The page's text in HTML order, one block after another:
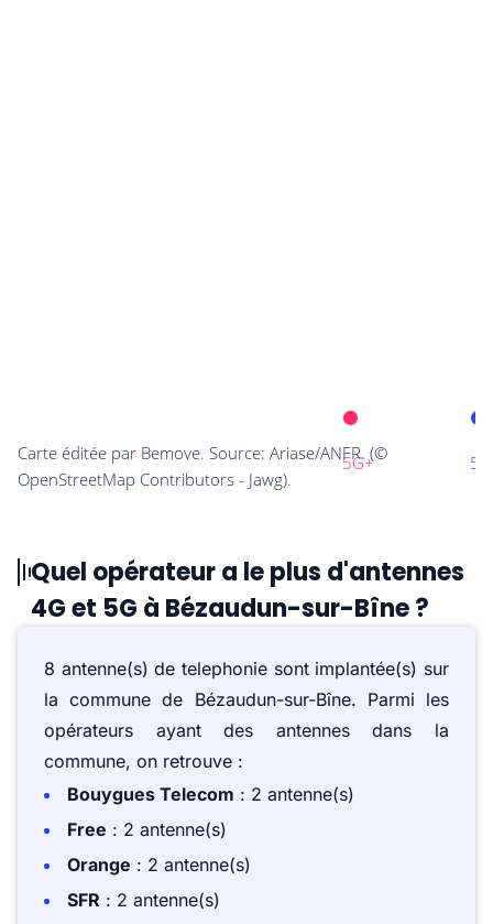
Quel opérateur a le plus d'antennes
4G et 5G à Bézaudun-sur-Bîne ?
8 antenne(s) de telephonie sont implantée(s) sur
la commune de Bézaudun-sur-Bîne. Parmi les
opérateurs ayant des antennes dans la
commune, on retrouve :
Bouygues Telecom : 2 antenne(s)
Free : 2 antenne(s)
Orange : 2 antenne(s)
SFR : 2 antenne(s)